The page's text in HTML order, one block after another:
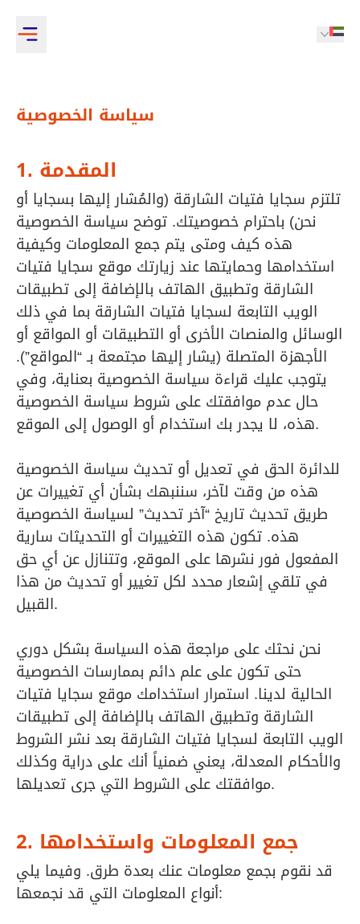
سياسة الخصوصية
1. المقدمة
تلتزم سجايا فتيات الشارقة (والمُشار إليها بسجايا أو
نحن) باحترام خصوصيتك. توضح سياسة الخصوصية
هذه كيف ومتى يتم جمع المعلومات وكيفية
استخدامها وحمايتها عند زيارتك موقع سجايا فتيات
الشارقة وتطبيق الهاتف بالإضافة إلى تطبيقات
الويب التابعة لسجايا فتيات الشارقة بما في ذلك
الوسائل والمنصات الأخرى أو التطبيقات أو المواقع أو
الأجهزة المتصلة (يشار إليها مجتمعة بـ “المواقع”).
يتوجب عليك قراءة سياسة الخصوصية بعناية، وفي
حال عدم موافقتك على شروط سياسة الخصوصية
هذه، لا يجدر بك استخدام أو الوصول إلى الموقع.​
للدائرة الحق في تعديل أو تحديث سياسة الخصوصية
هذه من وقت لآخر، سننبهك بشأن أي تغييرات عن
طريق تحديث تاريخ “آخر تحديث” لسياسة الخصوصية
هذه. تكون هذه التغييرات أو التحديثات سارية
المفعول فور نشرها على الموقع، وتتنازل عن أي حق
في تلقي إشعار محدد لكل تغيير أو تحديث من هذا
القبيل.​
نحن نحثك على مراجعة هذه السياسة بشكل دوري
حتى تكون على علم دائم بممارسات الخصوصية
الحالية لدينا. استمرار استخدامك موقع سجايا فتيات
الشارقة وتطبيق الهاتف بالإضافة إلى تطبيقات
الويب التابعة لسجايا فتيات الشارقة بعد نشر الشروط
والأحكام المعدلة، يعني ضمنياً أنك على دراية وكذلك
موافقتك على الشروط التي جرى تعديلها.
2. جمع المعلومات واستخدامها
قد نقوم بجمع معلومات عنك بعدة طرق. وفيما يلي
أنواع المعلومات التي قد نجمعها: